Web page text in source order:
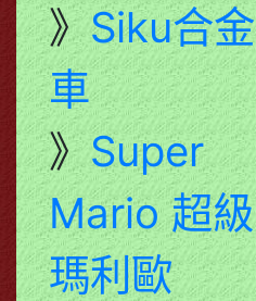
》Siku合金
車
》Super
Mario 超級
瑪利歐